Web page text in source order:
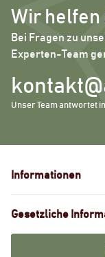
Wir helfen
Bei Fragen zu
Experten-Team
Unser Team antwortet
Informationen
Gesetzliche